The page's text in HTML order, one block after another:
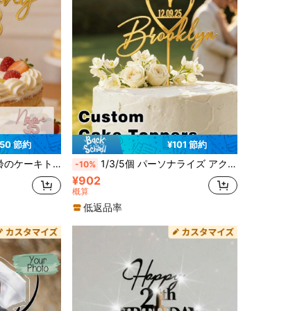
節約
レーションアクセサリー、カスタマイズ可能なアクリルスタイルのケーキトッパーギフト、女性と男性向け、ギフトアイデア
¥101 節約
-10% 1/3/5個 パーソナライズ アクリルケーキトッパー - パーソナライズ ハート型 ミラーアクリルケーキトッパー (名前と日付入り); 結婚式、記念日、誕生日の大切な思い出; ウェディング用品、ウェディングデコレーション、パーティー用品、ウェディング装飾、誕生日パーティー用品、ウェディングプランニング必需品; ゴールド/シルバー/ローズゴールドカラー展開
¥902
概算
低返品率